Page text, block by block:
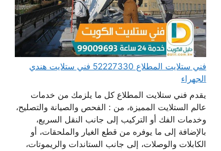
فني ستلايت المطلاع 52227330 فني ستلايت هندي
الجهراء
يقدم فني ستلايت المطلاع كل ما يلزمك من خدمات
عالم الستلايت المميزة، من : الفحص والصيانة والتصليح،
وخدمات الفك أو التركيب إلى جانب النقل السريع،
بالإضافة إلى ما يوفره من قطع الغيار والملحقات، أو
الكابلات والوصلات، إلى جانب الستاندات والريموتات،